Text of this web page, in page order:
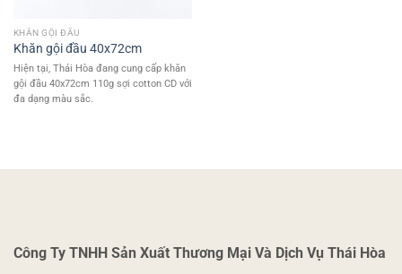
KHĂN GỘI ĐẦU
Khăn gội đầu 40x72cm
Hiện tại, Thái Hòa đang cung cấp khăn
gội đầu 40x72cm 110g sợi cotton CD với
đa dạng màu sắc.
Công Ty TNHH Sản Xuất Thương Mại Và Dịch Vụ Thái Hòa